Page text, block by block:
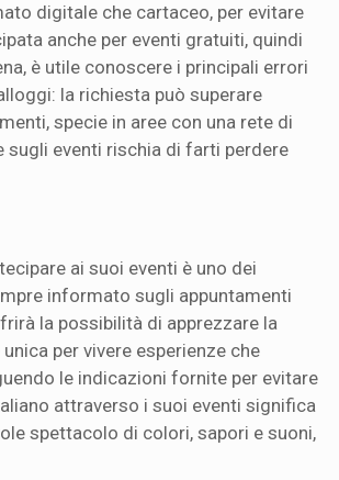
digitale che cartaceo, per evitare
anche per eventi gratuiti, quindi
è utile conoscere i principali errori
la richiesta può superare
specie in aree con una rete di
sugli eventi rischia di farti perdere
ai suoi eventi è uno dei
informato sugli appuntamenti
la possibilità di apprezzare la
per vivere esperienze che
le indicazioni fornite per evitare
attraverso i suoi eventi significa
spettacolo di colori, sapori e suoni,